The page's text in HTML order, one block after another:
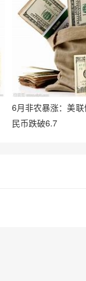
6月非农暴涨：美
民币跌破6.7